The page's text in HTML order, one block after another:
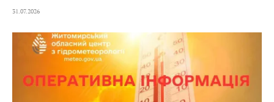
31.07.2026